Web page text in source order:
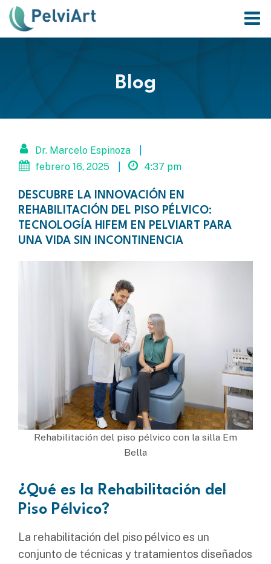
contenido
Blog
Dr. Marcelo Espinoza
febrero 16, 2025
4:37 pm
DESCUBRE LA INNOVACIÓN EN
REHABILITACIÓN DEL PISO PÉLVICO:
TECNOLOGÍA HIFEM EN PELVIART PARA
UNA VIDA SIN INCONTINENCIA
Rehabilitación del piso pélvico con la silla Em
Bella
¿Qué es la Rehabilitación del
Piso Pélvico?
La rehabilitación del piso pélvico es un
conjunto de técnicas y tratamientos diseñados